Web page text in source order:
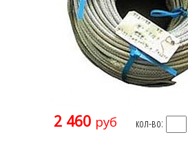
2 460 руб кол-во: